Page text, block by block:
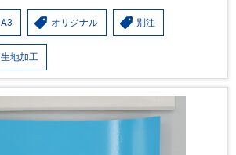
A3 オリジナル 別注
生地加工